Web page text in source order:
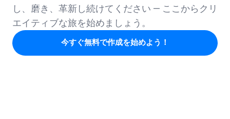
し、磨き、革新し続けてください — ここからクリ
エイティブな旅を始めましょう。
今すぐ無料で作成を始めよう！